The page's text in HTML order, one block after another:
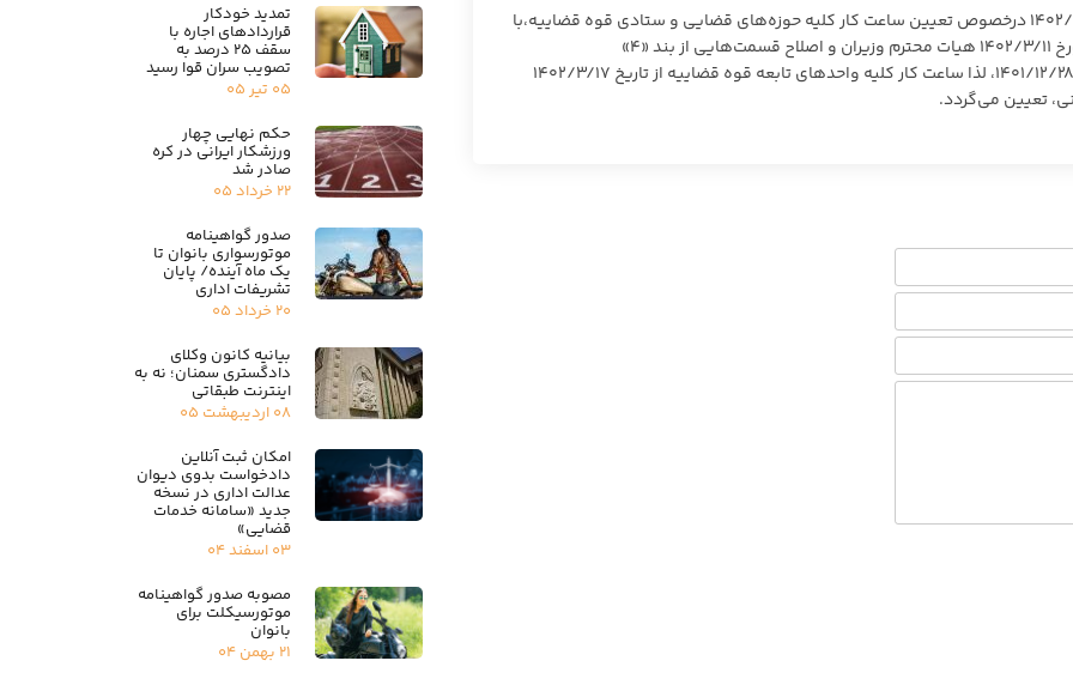
احتراما، پیرو نامه شماره ۹۰۰۰/۲۴۰۵۴/۵۰۰۰ مورخ ۱۴۰۲/۳/۱۳ درخصوص تعیین ساعت کار کلیه حوزه‌های قضایی و ستادی قوه قضاییه،‌با
عنایت به صدور تصویب‌نامه شماره ۴۲۳۰۴/ت۶۱۲۲۸هـ مورخ ۱۴۰۲/۳/۱۱ هیات محترم وزیران و اصلاح قسمت‌هایی از بند «۴»
تصویب‌نامه تصویب‌نامه شماره ۳۴۳۱۸۷/ت۶۱۰۱۱هـ مورخ ۱۴۰۱/۱۲/۲۸، لذا ساعت کار کلیه واحدهای تابعه قوه قضاییه از تاریخ ۱۴۰۲/۳/۱۷
تمدید خودکار
قراردادهای اجاره با
سقف ۲۵ درصد به
تصویب سران قوا رسید
۰۵ تیر ۰۵
حکم نهایی چهار
ورزشکار ایرانی در کره
صادر شد
۲۲ خرداد ۰۵
صدور گواهینامه
موتورسواری بانوان تا
یک ماه آینده/ پایان
تشریفات اداری
۲۰ خرداد ۰۵
بیانیه کانون وکلای
دادگستری سمنان؛ نه به
اینترنت طبقاتی
۰۸ اردیبهشت ۰۵
امکان ثبت آنلاین
دادخواست بدوی دیوان
عدالت اداری در نسخه
جدید «سامانه خدمات
قضایی»
۰۳ اسفند ۰۴
مصوبه صدور گواهینامه
موتورسیکلت برای
بانوان
۲۱ بهمن ۰۴